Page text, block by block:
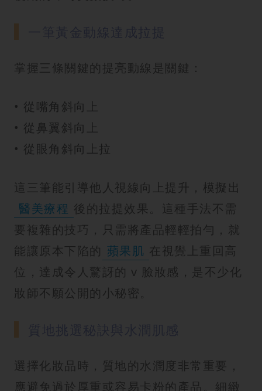
掌握三條關鍵的提亮動線是關鍵：
• 從嘴角斜向上
• 從鼻翼斜向上
• 從眼角斜向上拉
這三筆能引導他人視線向上提升，模擬出
醫美療程 後的拉提效果。這種手法不需
要複雜的技巧，只需將產品輕輕拍勻，就
能讓原本下陷的 蘋果肌 在視覺上重回高
位，達成令人驚訝的 v 臉妝感，是不少化
妝師不願公開的小秘密。
選擇化妝品時，質地的水潤度非常重要，
應避免過於厚重或容易卡粉的產品。細緻